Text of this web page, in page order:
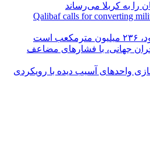
را به کربلا می‌رساند
Qalibaf calls for converting
است
جهانی، با فشارهای مضاعف
واحدهای آسیب دیده با رویکردی